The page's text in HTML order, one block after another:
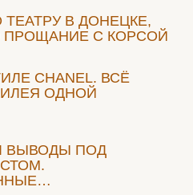
В ДОНЕЦКЕ,
ПРОЩАНИЕ С КОРСОЙ
СHANEL. ВСЁ
ОДНОЙ
ВЫВОДЫ ПОД